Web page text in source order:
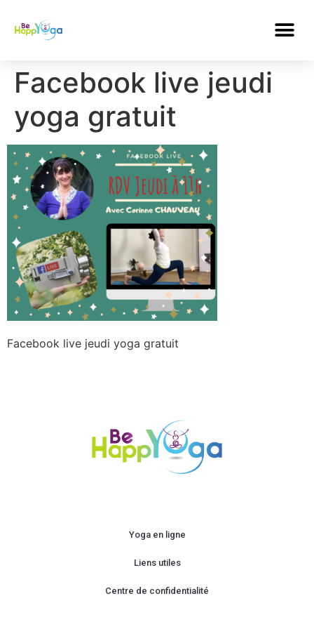
Facebook live jeudi
yoga gratuit
Facebook live jeudi yoga gratuit
Yoga en ligne
Liens utiles
Centre de confidentialité